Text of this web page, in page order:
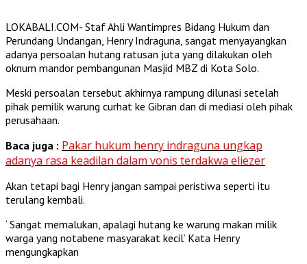
LOKABALI.COM- Staf Ahli Wantimpres Bidang Hukum dan
Perundang Undangan, Henry Indraguna, sangat menyayangkan
adanya persoalan hutang ratusan juta yang dilakukan oleh
oknum mandor pembangunan Masjid MBZ di Kota Solo.
Meski persoalan tersebut akhirnya rampung dilunasi setelah
pihak pemilik warung curhat ke Gibran dan di mediasi oleh pihak
perusahaan.
Baca juga : Pakar hukum henry indraguna ungkap
adanya rasa keadilan dalam vonis terdakwa eliezer
Akan tetapi bagi Henry jangan sampai peristiwa seperti itu
terulang kembali.
‘ Sangat memalukan, apalagi hutang ke warung makan milik
warga yang notabene masyarakat kecil’ Kata Henry
mengungkapkan